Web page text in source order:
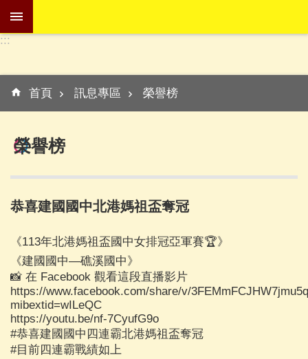
跳到主要內容區塊
尋
介
紹
訊
息
專
區
建
中
相
:::
首頁
訊息專區 榮譽榜
榮譽榜
恭喜建國國中北港媽祖盃奪冠
《113年北港媽祖盃國中女排冠亞軍賽🏆》
《建國國中—礁溪國中》
📸 在 Facebook 觀看這段直播影片
https://www.facebook.com/share/v/
mibextid=wILeQC
https://youtu.be/nf-7CyufG9o
#恭喜建國國中四連霸北港媽祖盃奪冠
#目前四連霸戰績如上